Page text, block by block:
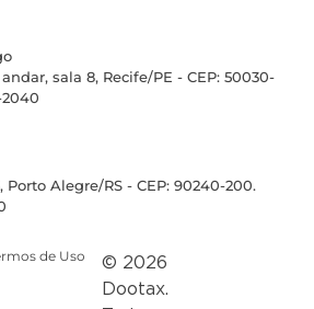
sala 8, Recife/PE - CEP: 50030-
2040
Porto Alegre/RS - CEP: 90240-200.
de Uso
© 2026
Dootax.